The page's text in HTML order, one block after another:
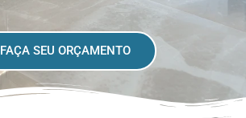
FAÇA SEU ORÇAMENTO